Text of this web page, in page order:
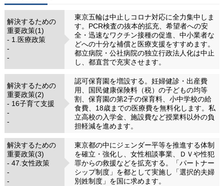
解決するための
重要政策(1)
- 1.医療政策
-
-
東京五輪は中止しコロナ対応に全力集中しま
す。PCR検査の抜本的拡充、希望者への安
全・迅速なワクチン接種の促進、中小業者な
どへの十分な補償と医療支援をすすめます。
都立病院・公社病院の独立行政法人化は中止
し、都直営で充実させます。
解決するための
重要政策(2)
- 16子育て支援
-
-
認可保育園を増設する。妊婦健診・出産費
用、国民健康保険料（税）の子どもの均等
割、保育園の第2子の保育料、小中学校の給
食費、18歳までの医療費を無料化します。私
立高校の入学金、施設費など授業料以外の負
担軽減を進めます。
解決するための
重要政策(3)
- 47.女性政策
-
-
東京都の中にジェンダー平等を推進する体制
を確立・強化し、女性相談事業、ＤＶや性犯
罪からの救援などを拡充する。「パートナー
シップ制度」を都として実施し「選択的夫婦
別姓制度」を国に求めます。